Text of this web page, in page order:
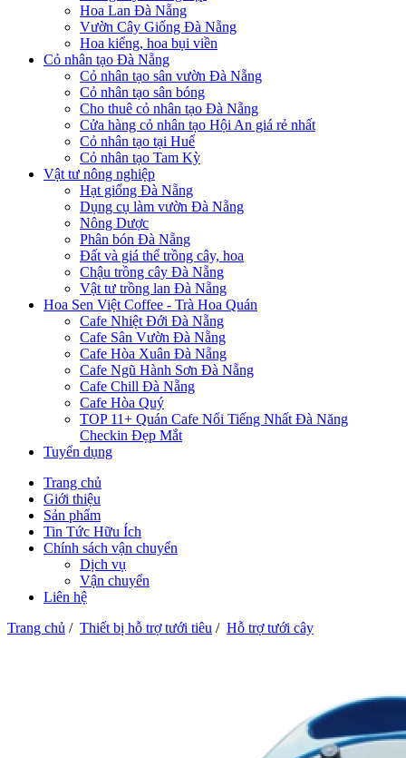
Hoa Lan Đà Nẵng
Vườn Cây Giống Đà Nẵng
Hoa kiểng, hoa bụi viền
Cỏ nhân tạo Đà Nẵng
Cỏ nhân tạo sân vườn Đà Nẵng
Cỏ nhân tạo sân bóng
Cho thuê cỏ nhân tạo Đà Nẵng
Cửa hàng cỏ nhân tạo Hội An giá rẻ nhất
Cỏ nhân tạo tại Huế
Cỏ nhân tạo Tam Kỳ
Vật tư nông nghiệp
Hạt giống Đà Nẵng
Dụng cụ làm vườn Đà Nẵng
Nông Dược
Phân bón Đà Nẵng
Đất và giá thể trồng cây, hoa
Chậu trồng cây Đà Nẵng
Vật tư trồng lan Đà Nẵng
Hoa Sen Việt Coffee - Trà Hoa Quán
Cafe Nhiệt Đới Đà Nẵng
Cafe Sân Vườn Đà Nẵng
Cafe Hòa Xuân Đà Nẵng
Cafe Ngũ Hành Sơn Đà Nẵng
Cafe Chill Đà Nẵng
Cafe Hòa Quý
TOP 11+ Quán Cafe Nổi Tiếng Nhất Đà Năng
Checkin Đẹp Mắt
Tuyển dụng
Trang chủ
Giới thiệu
Sản phẩm
Tin Tức Hữu Ích
Chính sách vận chuyển
Dịch vụ
Vận chuyển
Liên hệ
Trang chủ / Thiết bị hỗ trợ tưới tiêu / Hỗ trợ tưới cây